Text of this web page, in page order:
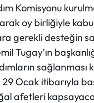
Komisyonu
oy birliğiyle
gerekli desteğin
Tugay’ın
Ocak itibarıyla
afetleri